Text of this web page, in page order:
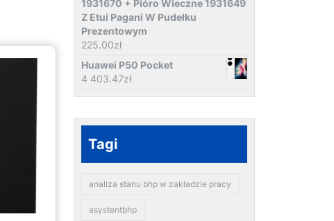
1931670 + Pióro Wieczne 1931649
Z Etui Pagani W Pudełku
Prezentowym
225.00zł
Huawei P50 Pocket
4 403.47zł
Tagi
analiza stanu bhp w zakładzie pracy
asystentbhp